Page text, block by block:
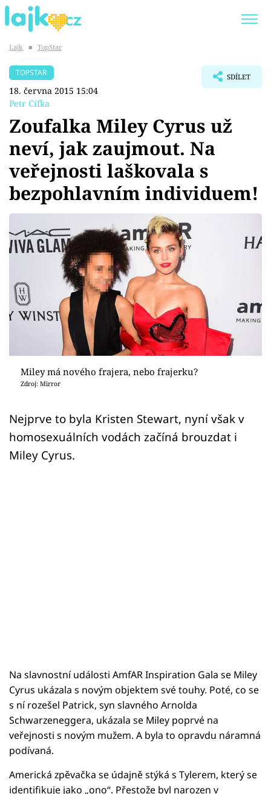
SHOPAHOLICADEL
Témata
Showbyznys
Youtubeři
Virály
Sex a vztahy
Videa
Sledujte prima+
Přihlášení
Sledujte nás
Lajk ■ TopStar
TOPSTAR
18. června 2015 15:04
Petr Cífka
SDÍLET
Zoufalka Miley Cyrus už
neví, jak zaujmout. Na
veřejnosti laškovala s
bezpohlavním individuem!
Miley má nového frajera, nebo frajerku?
Zdroj: Mirror
Nejprve to byla Kristen Stewart, nyní však v
homosexuálních vodách začíná brouzdat i
Miley Cyrus.
Na slavnostní události AmfAR Inspiration Gala se Miley
Cyrus ukázala s novým objektem své touhy. Poté, co se
s ní rozešel Patrick, syn slavného Arnolda
Schwarzeneggera, ukázala se Miley poprvé na
veřejnosti s novým mužem. A byla to opravdu náramná
podívaná.
Americká zpěvačka se údajně stýká s Tylerem, který se
identifikuje jako „ono“. Přestože byl narozen v